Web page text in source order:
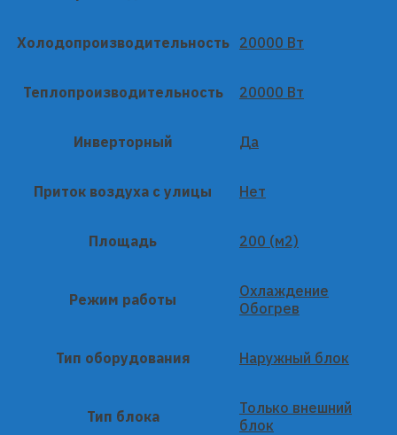
Холодопроизводительность 20000 Вт
Теплопроизводительность 20000 Вт
Инверторный Да
Приток воздуха с улицы Нет
Площадь 200 (м2)
Режим работы
Охлаждение
Обогрев
Тип оборудования Наружный блок
Тип блока
Только внешний
блок